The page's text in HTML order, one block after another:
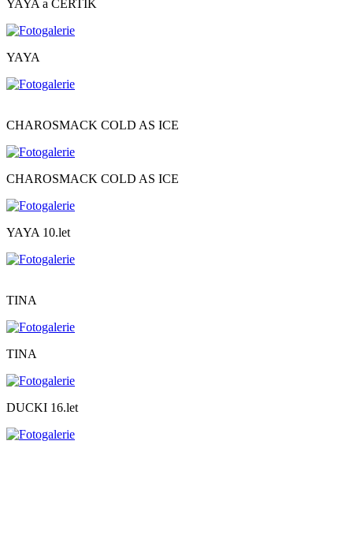
YAYA a ČERTÍK
YAYA
CHAROSMACK COLD AS ICE
CHAROSMACK COLD AS ICE
YAYA 10.let
TINA
TINA
DUCKI 16.let